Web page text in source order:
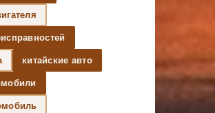
китайские авто